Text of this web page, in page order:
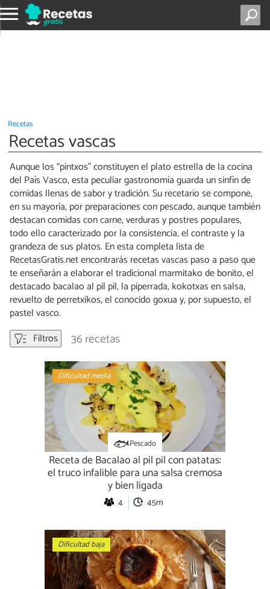
Recetas
Recetas vascas
Aunque los “pintxos” constituyen el plato estrella de la cocina
del País Vasco, esta peculiar gastronomía guarda un sinfín de
comidas llenas de sabor y tradición. Su recetario se compone,
en su mayoría, por preparaciones con pescado, aunque también
destacan comidas con carne, verduras y postres populares,
todo ello caracterizado por la consistencia, el contraste y la
grandeza de sus platos. En esta completa lista de
RecetasGratis.net encontrarás recetas vascas paso a paso que
te enseñarán a elaborar el tradicional marmitako de bonito, el
destacado bacalao al pil pil, la piperrada, kokotxas en salsa,
revuelto de perretxikos, el conocido goxua y, por supuesto, el
pastel vasco.
Filtros
36 recetas
Dificultad media
Pescado
Receta de Bacalao al pil pil con patatas:
el truco infalible para una salsa cremosa
y bien ligada
4 45m
Dificultad baja